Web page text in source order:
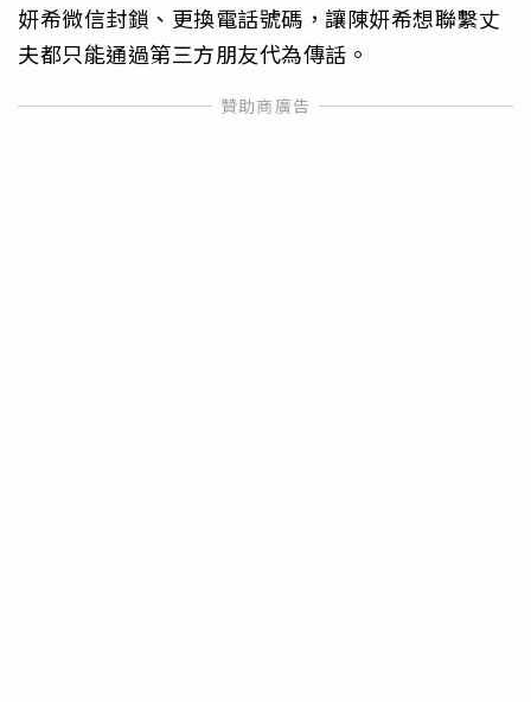
妍希微信封鎖、更換電話號碼，讓陳妍希想聯繫丈
夫都只能通過第三方朋友代為傳話。